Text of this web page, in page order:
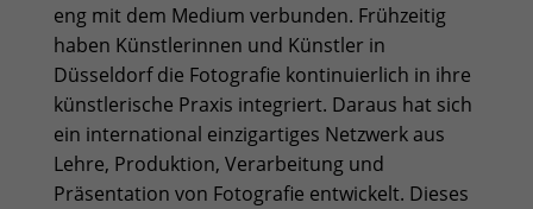
eng mit dem Medium verbunden. Frühzeitig
haben Künstlerinnen und Künstler in
Düsseldorf die Fotografie kontinuierlich in ihre
künstlerische Praxis integriert. Daraus hat sich
ein international einzigartiges Netzwerk aus
Lehre, Produktion, Verarbeitung und
Präsentation von Fotografie entwickelt. Dieses